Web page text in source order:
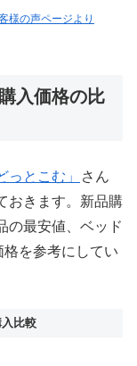
様の声ページより
入価格の比
っとこむ」
さん
おきます。新品購
の最安値、ベッド
を参考にしてい
比較